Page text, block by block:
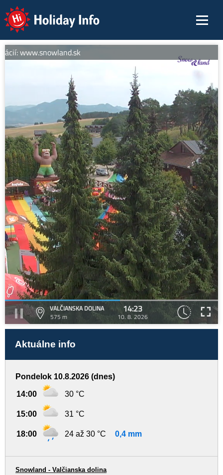
Holiday Info
www.snowland.sk
VALČIANSKA DOLINA
575 m
14:23
10. 8. 2026
Aktuálne info
Pondelok 10.8.2026 (dnes)
14:00 30 °C
15:00 31 °C
18:00 24 až 30 °C 0,4 mm
Snowland - Valčianska dolina